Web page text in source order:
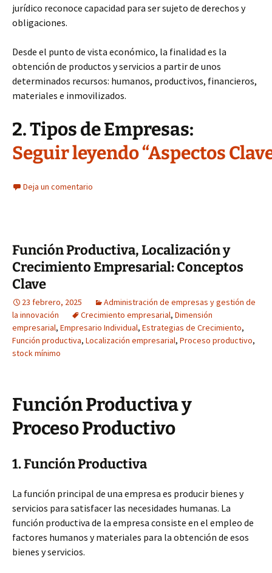
jurídico reconoce capacidad para ser sujeto de derechos y
obligaciones.
Desde el punto de vista económico, la finalidad es la
obtención de productos y servicios a partir de unos
determinados recursos: humanos, productivos, financieros,
materiales e inmovilizados.
2. Tipos de Empresas:
Seguir leyendo “Aspectos
Deja un comentario
Función Productiva, Localización y
Crecimiento Empresarial: Conceptos
Clave
23 febrero, 2025
Administración de empresas y gestión de
la innovación
Crecimiento empresarial, Dimensión
empresarial, Empresario Individual, Estrategias de Crecimiento,
Función productiva, Localización empresarial, Proceso productivo,
stock mínimo
Función Productiva y
Proceso Productivo
1. Función Productiva
La función principal de una empresa es producir bienes y
servicios para satisfacer las necesidades humanas. La
función productiva de la empresa consiste en el empleo de
factores humanos y materiales para la obtención de esos
bienes y servicios.